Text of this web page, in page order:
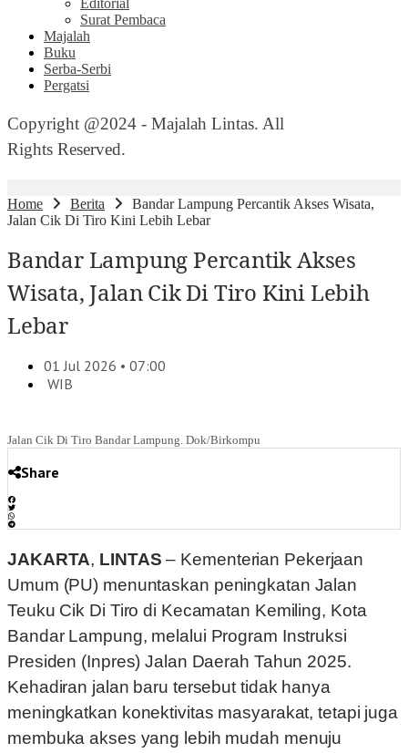
Editorial
Surat Pembaca
Majalah
Buku
Serba-Serbi
Pergatsi
Copyright @2024 - Majalah Lintas. All
Rights Reserved.
Home Berita
Bandar Lampung Percantik Akses Wisata,
Jalan Cik Di Tiro Kini Lebih Lebar
Bandar Lampung Percantik Akses
Wisata, Jalan Cik Di Tiro Kini Lebih
Lebar
01 Jul 2026 • 07:00
WIB
Jalan Cik Di Tiro Bandar Lampung. Dok/Birkompu
Share
JAKARTA, LINTAS – Kementerian Pekerjaan
Umum (PU) menuntaskan peningkatan Jalan
Teuku Cik Di Tiro di Kecamatan Kemiling, Kota
Bandar Lampung, melalui Program Instruksi
Presiden (Inpres) Jalan Daerah Tahun 2025.
Kehadiran jalan baru tersebut tidak hanya
meningkatkan konektivitas masyarakat, tetapi juga
membuka akses yang lebih mudah menuju